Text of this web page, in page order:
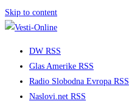
Skip to content
DW RSS
Glas Amerike RSS
Radio Slobodna Evropa RSS
Naslovi.net RSS